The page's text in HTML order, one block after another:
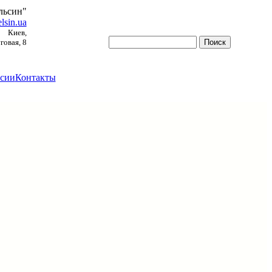
Киев,
8
Контакты